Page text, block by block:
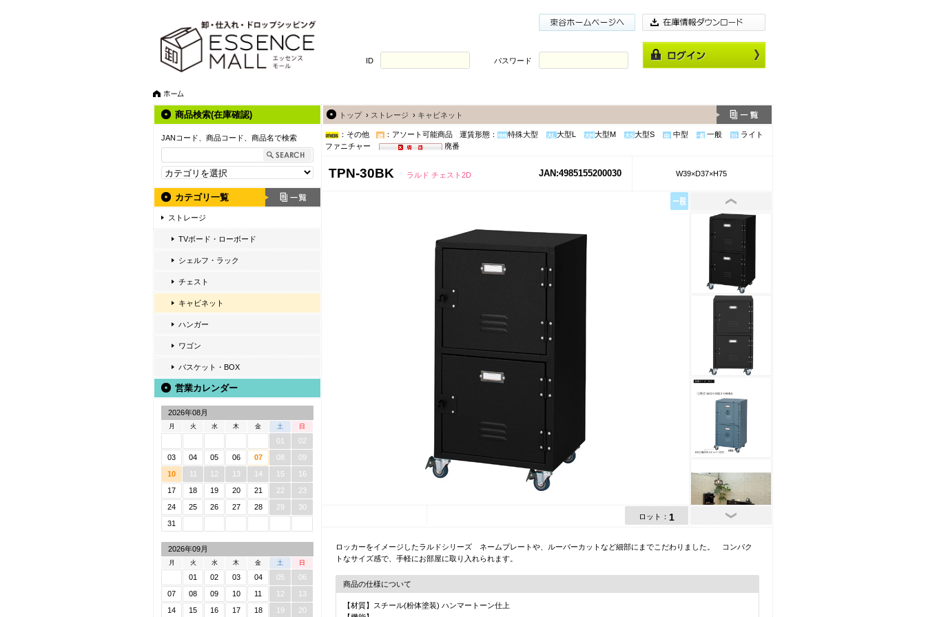
ID パスワード
商品検索(在庫確認)
JANコード、商品コード、商品名で検索
カテゴリ一覧
ストレージ
TVボード・ローボード
シェルフ・ラック
チェスト
キャビネット
ハンガー
ワゴン
バスケット・BOX
営業カレンダー
2026年08月
月 火 水 木 金 土 日
01
02
03
04 05 06 07 08
09
10
11 12 13 14 15
16
17
18 19 20 21 22
23
24
25 26 27 28 29
30
31
2026年09月
月 火 水 木 金 土 日
01 02 03 04 05
06
07
08 09 10 11 12
13
14
15 16 17 18 19 20
トップ› ストレージ › キャビネット
：その他 ：アソート可能商品 運賃形態： 特殊大型 大型L 大型M 大型S 中型 一般
ライト
ファニチャー
廃番
TPN-30BK ラルド チェスト2D JAN:4985155200030 W39×D37×H75
ロット： 1
ロッカーをイメージしたラルドシリーズ ネームプレートや、ルーバーカットなど細部にまでこだわりました。 コンパク
トなサイズ感で、手軽にお部屋に取り入れられます。
商品の仕様について
【材質】スチール(粉体塗装) ハンマートーン仕上